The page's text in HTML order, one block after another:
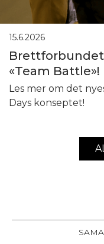
15.6.2026
Brettforbundet
«Team Battle»!
Les mer om det
Days konseptet!